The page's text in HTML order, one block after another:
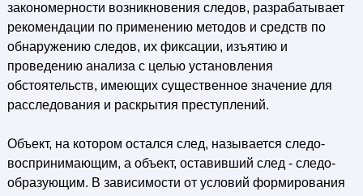
закономерности возникновения следов, разрабатывает
рекомендации по применению методов и средств по
обнаружению следов, их фиксации, изъятию и
проведению анализа с целью установления
обстоятельств, имеющих существенное значение для
расследования и раскрытия преступлений.
Объект, на котором остался след, называется следо-
воспринимающим, а объект, оставивший след - следо-
образующим. В зависимости от условий формирования